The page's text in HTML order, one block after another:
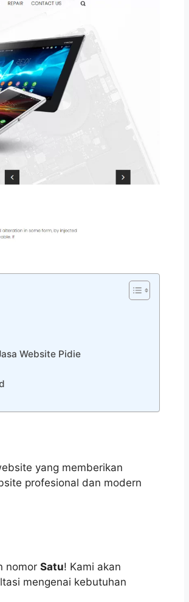
Website Pidie
yang memberikan
profesional dan modern
nomor Satu! Kami akan
mengenai kebutuhan